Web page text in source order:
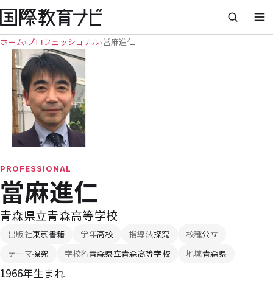
ホーム›プロフェッショナル›當麻進仁
PROFESSIONAL
當麻進仁
青森県立青森高等学校
出版社東京書籍 学年高校 指導法探究 校種公立
テーマ探究 学校名青森県立青森高等学校 地域青森県
1966年生まれ